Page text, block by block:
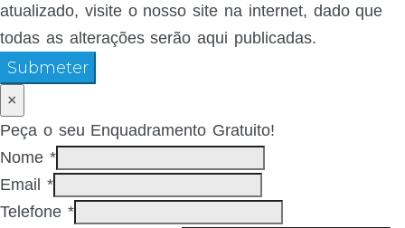
atualizado, visite o nosso site na internet, dado que
todas as alterações serão aqui publicadas.
Submeter
×
Peça o seu Enquadramento Gratuito!
Nome *
Email *
Telefone *